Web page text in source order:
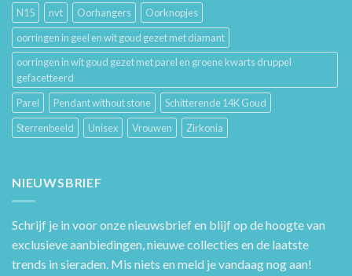
N15
nvt Oorhangers
Oorknopjes
oorringen in geel en wit goud gezet met diamant
oorringen in wit goud gezet met parel en groene kwarts druppel
gefacetteerd
Parel
Pendant without stone
Schitterende 14K Goud
Sterrenbeeld
Unisex Vrouwen Zirkonia
NIEUWSBRIEF
Schrijf je in voor onze nieuwsbrief en blijf op de hoogte van
exclusieve aanbiedingen, nieuwe collecties en de laatste
trends in sieraden. Mis niets en meld je vandaag nog aan!